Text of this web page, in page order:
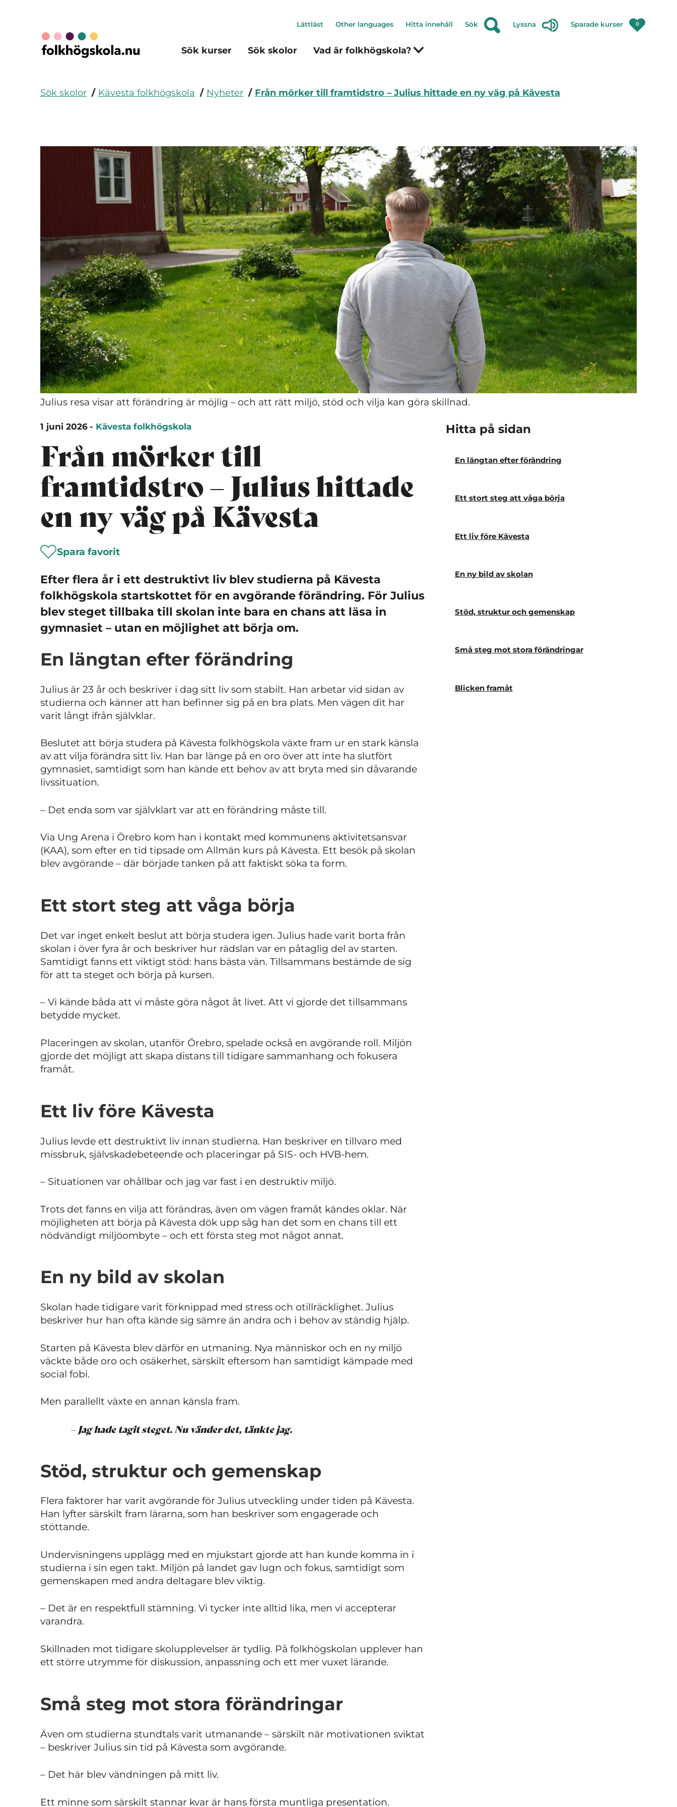
Sök kurser Sök skolor Vad är folkhögskola?
Lättläst Other languages Hitta innehåll Sök Lyssna Sparade kurser 0
Sök skolor Kävesta folkhögskola Nyheter Från mörker till framtidstro – Julius hittade en ny väg på Kävesta
Julius resa visar att förändring är möjlig – och att rätt miljö, stöd och vilja kan göra skillnad.
1 juni 2026 - Kävesta folkhögskola
Från mörker till
framtidstro – Julius hittade
en ny väg på Kävesta
Spara favorit
Efter flera år i ett destruktivt liv blev studierna på Kävesta
folkhögskola startskottet för en avgörande förändring. För Julius
blev steget tillbaka till skolan inte bara en chans att läsa in
gymnasiet – utan en möjlighet att börja om.
En längtan efter förändring
Julius är 23 år och beskriver i dag sitt liv som stabilt. Han arbetar vid sidan av
studierna och känner att han befinner sig på en bra plats. Men vägen dit har
varit långt ifrån självklar.
Beslutet att börja studera på Kävesta folkhögskola växte fram ur en stark känsla
av att vilja förändra sitt liv. Han bar länge på en oro över att inte ha slutfört
gymnasiet, samtidigt som han kände ett behov av att bryta med sin dåvarande
livssituation.
– Det enda som var självklart var att en förändring måste till.
Via Ung Arena i Örebro kom han i kontakt med kommunens aktivitetsansvar
(KAA), som efter en tid tipsade om Allmän kurs på Kävesta. Ett besök på skolan
blev avgörande – där började tanken på att faktiskt söka ta form.
Ett stort steg att våga börja
Det var inget enkelt beslut att börja studera igen. Julius hade varit borta från
skolan i över fyra år och beskriver hur rädslan var en påtaglig del av starten.
Samtidigt fanns ett viktigt stöd: hans bästa vän. Tillsammans bestämde de sig
för att ta steget och börja på kursen.
– Vi kände båda att vi måste göra något åt livet. Att vi gjorde det tillsammans
betydde mycket.
Placeringen av skolan, utanför Örebro, spelade också en avgörande roll. Miljön
gjorde det möjligt att skapa distans till tidigare sammanhang och fokusera
framåt.
Ett liv före Kävesta
Julius levde ett destruktivt liv innan studierna. Han beskriver en tillvaro med
missbruk, självskadebeteende och placeringar på SIS- och HVB-hem.
– Situationen var ohållbar och jag var fast i en destruktiv miljö.
Trots det fanns en vilja att förändras, även om vägen framåt kändes oklar. När
möjligheten att börja på Kävesta dök upp såg han det som en chans till ett
nödvändigt miljöombyte – och ett första steg mot något annat.
En ny bild av skolan
Skolan hade tidigare varit förknippad med stress och otillräcklighet. Julius
beskriver hur han ofta kände sig sämre än andra och i behov av ständig hjälp.
Starten på Kävesta blev därför en utmaning. Nya människor och en ny miljö
väckte både oro och osäkerhet, särskilt eftersom han samtidigt kämpade med
social fobi.
Men parallellt växte en annan känsla fram.
– Jag hade tagit steget. Nu vänder det, tänkte jag.
Stöd, struktur och gemenskap
Flera faktorer har varit avgörande för Julius utveckling under tiden på Kävesta.
Han lyfter särskilt fram lärarna, som han beskriver som engagerade och
stöttande.
Undervisningens upplägg med en mjukstart gjorde att han kunde komma in i
studierna i sin egen takt. Miljön på landet gav lugn och fokus, samtidigt som
gemenskapen med andra deltagare blev viktig.
– Det är en respektfull stämning. Vi tycker inte alltid lika, men vi accepterar
varandra.
Skillnaden mot tidigare skolupplevelser är tydlig. På folkhögskolan upplever han
ett större utrymme för diskussion, anpassning och ett mer vuxet lärande.
Små steg mot stora förändringar
Även om studierna stundtals varit utmanande – särskilt när motivationen sviktat
– beskriver Julius sin tid på Kävesta som avgörande.
– Det här blev vändningen på mitt liv.
Ett minne som särskilt stannar kvar är hans första muntliga presentation.
Hitta på sidan
En längtan efter förändring
Ett stort steg att våga börja
Ett liv före Kävesta
En ny bild av skolan
Stöd, struktur och gemenskap
Små steg mot stora förändringar
Blicken framåt